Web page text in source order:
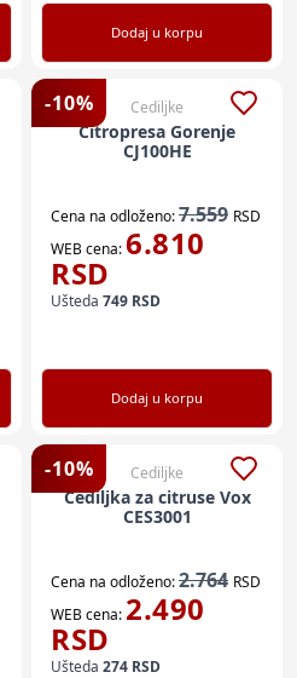
Dodaj u korpu
-10% Cediljke
Citropresa Gorenje
CJ100HE
Cena na odloženo:7.559 RSD
WEB cena:6.810
RSD
Ušteda 749 RSD
Dodaj u korpu
-10% Cediljke
Cediljka za citruse Vox
CES3001
Cena na odloženo:2.764 RSD
WEB cena: 2.490
RSD
Ušteda 274 RSD